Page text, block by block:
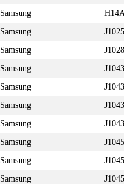
Samsung
Samsung
Samsung
J1028
Samsung
J1043
Samsung
Samsung
Samsung
Samsung
J1045
Samsung
Samsung